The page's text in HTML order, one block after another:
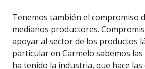
Tenemos también el compromiso
medianos productores.
apoyar al sector de los productos
particular en Carmelo sabemos
ha tenido la industria, que hace las